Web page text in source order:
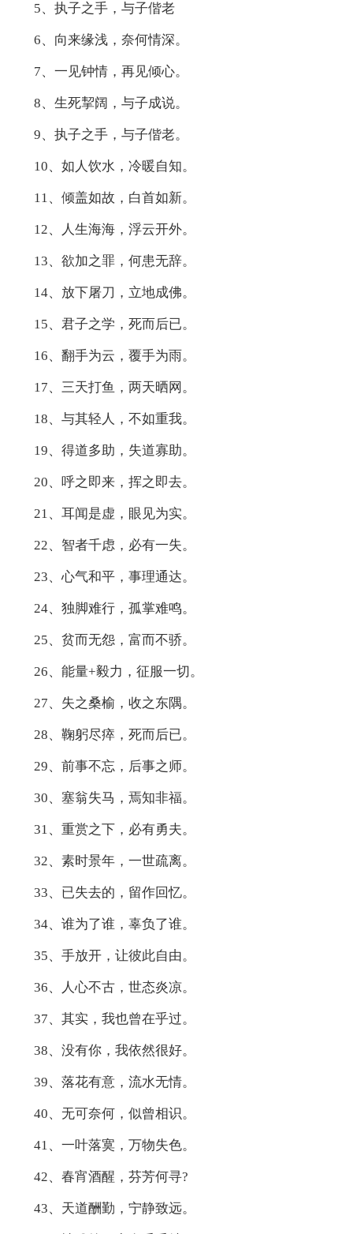
5、执子之手，与子偕老
6、向来缘浅，奈何情深。
7、一见钟情，再见倾心。
8、生死挈阔，与子成说。
9、执子之手，与子偕老。
10、如人饮水，冷暖自知。
11、倾盖如故，白首如新。
12、人生海海，浮云开外。
13、欲加之罪，何患无辞。
14、放下屠刀，立地成佛。
15、君子之学，死而后已。
16、翻手为云，覆手为雨。
17、三天打鱼，两天晒网。
18、与其轻人，不如重我。
19、得道多助，失道寡助。
20、呼之即来，挥之即去。
21、耳闻是虚，眼见为实。
22、智者千虑，必有一失。
23、心气和平，事理通达。
24、独脚难行，孤掌难鸣。
25、贫而无怨，富而不骄。
26、能量+毅力，征服一切。
27、失之桑榆，收之东隅。
28、鞠躬尽瘁，死而后已。
29、前事不忘，后事之师。
30、塞翁失马，焉知非福。
31、重赏之下，必有勇夫。
32、素时景年，一世疏离。
33、已失去的，留作回忆。
34、谁为了谁，辜负了谁。
35、手放开，让彼此自由。
36、人心不古，世态炎凉。
37、其实，我也曾在乎过。
38、没有你，我依然很好。
39、落花有意，流水无情。
40、无可奈何，似曾相识。
41、一叶落寞，万物失色。
42、春宵酒醒，芬芳何寻?
43、天道酬勤，宁静致远。